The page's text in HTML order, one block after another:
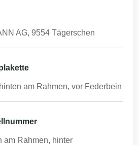
AG, 9554 Tägerschen
am Rahmen, vor Federbein
am Rahmen, hinter